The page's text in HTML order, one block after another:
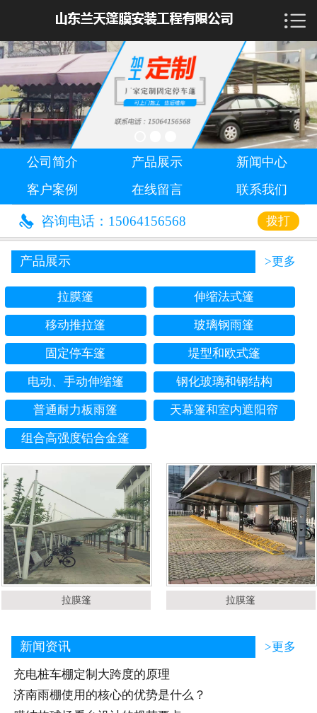
 首页
公司简介
产品展示
新闻中心
客户案例
在线留言

公司简介 产品展示
新闻中心
客户案例
在线留言 联系我们
 咨询电话：15064156568 拨打
产品展示 >更多
拉膜篷 伸缩法式篷
移动推拉篷 玻璃钢雨篷
固定停车篷 堤型和欧式篷
电动、手动伸缩篷 钢化玻璃和钢结构
普通耐力板雨篷 天幕篷和室内遮阳帘
组合高强度铝合金篷
拉膜篷 拉膜篷
新闻资讯 >更多
充电桩车棚定制大跨度的原理
济南雨棚使用的核心的优势是什么？